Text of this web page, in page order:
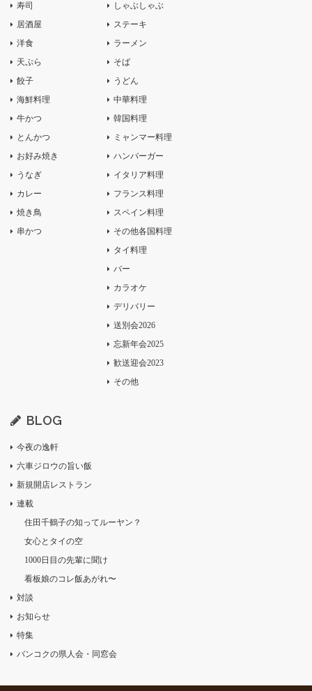
寿司
居酒屋
洋食
天ぷら
餃子
海鮮料理
牛かつ
とんかつ
お好み焼き
うなぎ
カレー
焼き鳥
串かつ
しゃぶしゃぶ
ステーキ
ラーメン
そば
うどん
中華料理
韓国料理
ミャンマー料理
ハンバーガー
イタリア料理
フランス料理
スペイン料理
その他各国料理
タイ料理
バー
カラオケ
デリバリー
送別会2026
忘新年会2025
歓送迎会2023
その他
BLOG
今夜の逸軒
六車ジロウの旨い飯
新規開店レストラン
連載
住田千鶴子の知ってルーヤン？
女心とタイの空
1000日目の先輩に聞け
看板娘のコレ飯あがれ〜
対談
お知らせ
特集
バンコクの県人会・同窓会